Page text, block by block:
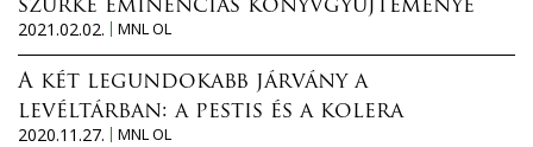
szürke eminenciás könyvgyűjteménye
2021.02.02.
MNL OL
A két legundokabb járvány a
levéltárban: a pestis és a kolera
2020.11.27.
MNL OL